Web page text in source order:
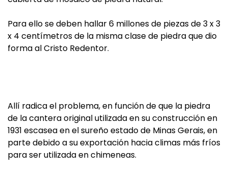
Para ello se deben hallar 6 millones de piezas de 3 x 3
x 4 centímetros de la misma clase de piedra que dio
forma al Cristo Redentor.
Allí radica el problema, en función de que la piedra
de la cantera original utilizada en su construcción en
1931 escasea en el sureño estado de Minas Gerais, en
parte debido a su exportación hacia climas más fríos
para ser utilizada en chimeneas.